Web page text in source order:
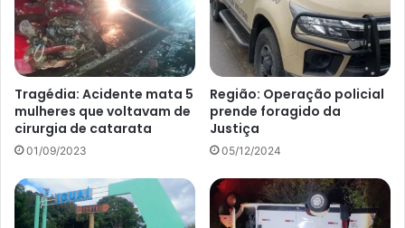
Tragédia: Acidente mata 5
mulheres que voltavam de
cirurgia de catarata
01/09/2023
Região: Operação policial
prende foragido da
Justiça
05/12/2024